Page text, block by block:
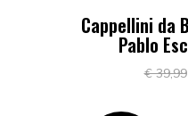
Cappellini da
Pablo
€ 39,99